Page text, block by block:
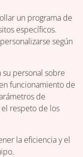
un programa de
específicos.
según
personal sobre
funcionamiento de
de
respeto de los
la eficiencia y el